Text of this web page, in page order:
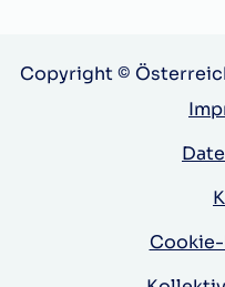
Copyright ©